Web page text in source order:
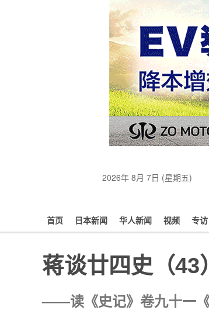
2026年 8月 7日 (星期五)
首页 日本新闻 华人新闻 视频 专访
蒋谈廿四史（43
——读《史记》卷九十一